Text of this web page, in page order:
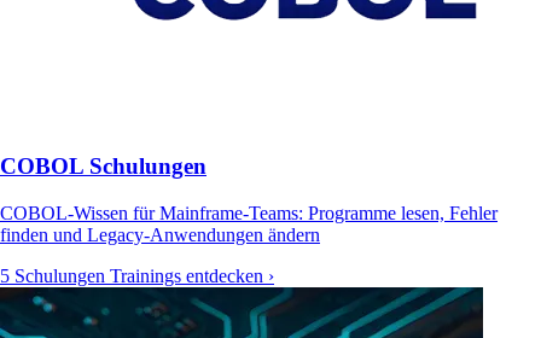
COBOL Schulungen
COBOL-Wissen für Mainframe-Teams: Programme lesen, Fehler
finden und Legacy-Anwendungen ändern
5 Schulungen Trainings entdecken ›